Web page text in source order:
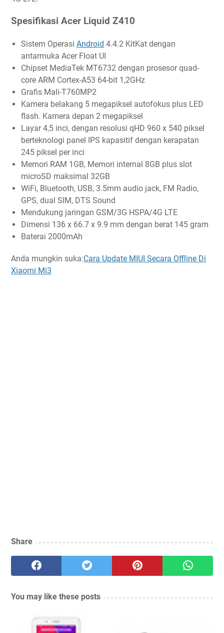
Spesifikasi Acer Liquid Z410
Sistem Operasi Android 4.4.2 KitKat dengan
antarmuka Acer Float UI
Chipset MediaTek MT6732 dengan prosesor quad-
core ARM Cortex-A53 64-bit 1,2GHz
Grafis Mali-T760MP2
Kamera belakang 5 megapiksel autofokus plus LED
flash. Kamera depan 2 megapiksel
Layar 4,5 inci, dengan resolusi qHD 960 x 540 piksel
berteknologi panel IPS kapasitif dengan kerapatan
245 piksel per inci
Memori RAM 1GB, Memori internal 8GB plus slot
microSD maksimal 32GB
WiFi, Bluetooth, USB, 3.5mm audio jack, FM Radio,
GPS, dual SIM, DTS Sound
Mendukung jaringan GSM/3G HSPA/4G LTE
Dimensi 136 x 66.7 x 9.9 mm dengan berat 145 gram
Baterai 2000mAh
Anda mungkin suka:Cara Update MIUI Secara Offline Di
Xiaomi Mi3
Share
You may like these posts